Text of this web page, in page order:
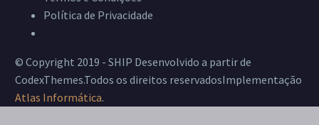
Política de Privacidade
© Copyright 2019 - SHIP Desenvolvido a partir de
CodexThemes.Todos os direitos reservadosImplementação
Atlas Informática.